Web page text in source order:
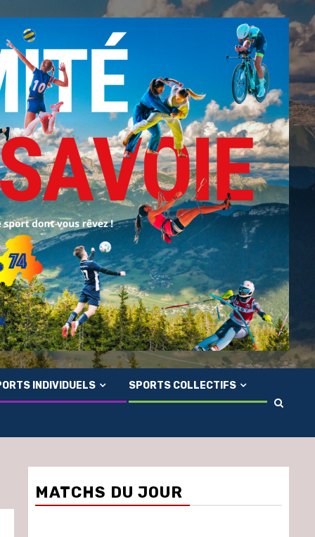
INDIVIDUELS SPORTS COLLECTIFS
MATCHS DU JOUR